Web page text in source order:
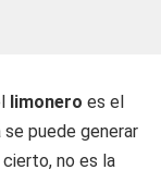
limonero es el
puede generar
no es la